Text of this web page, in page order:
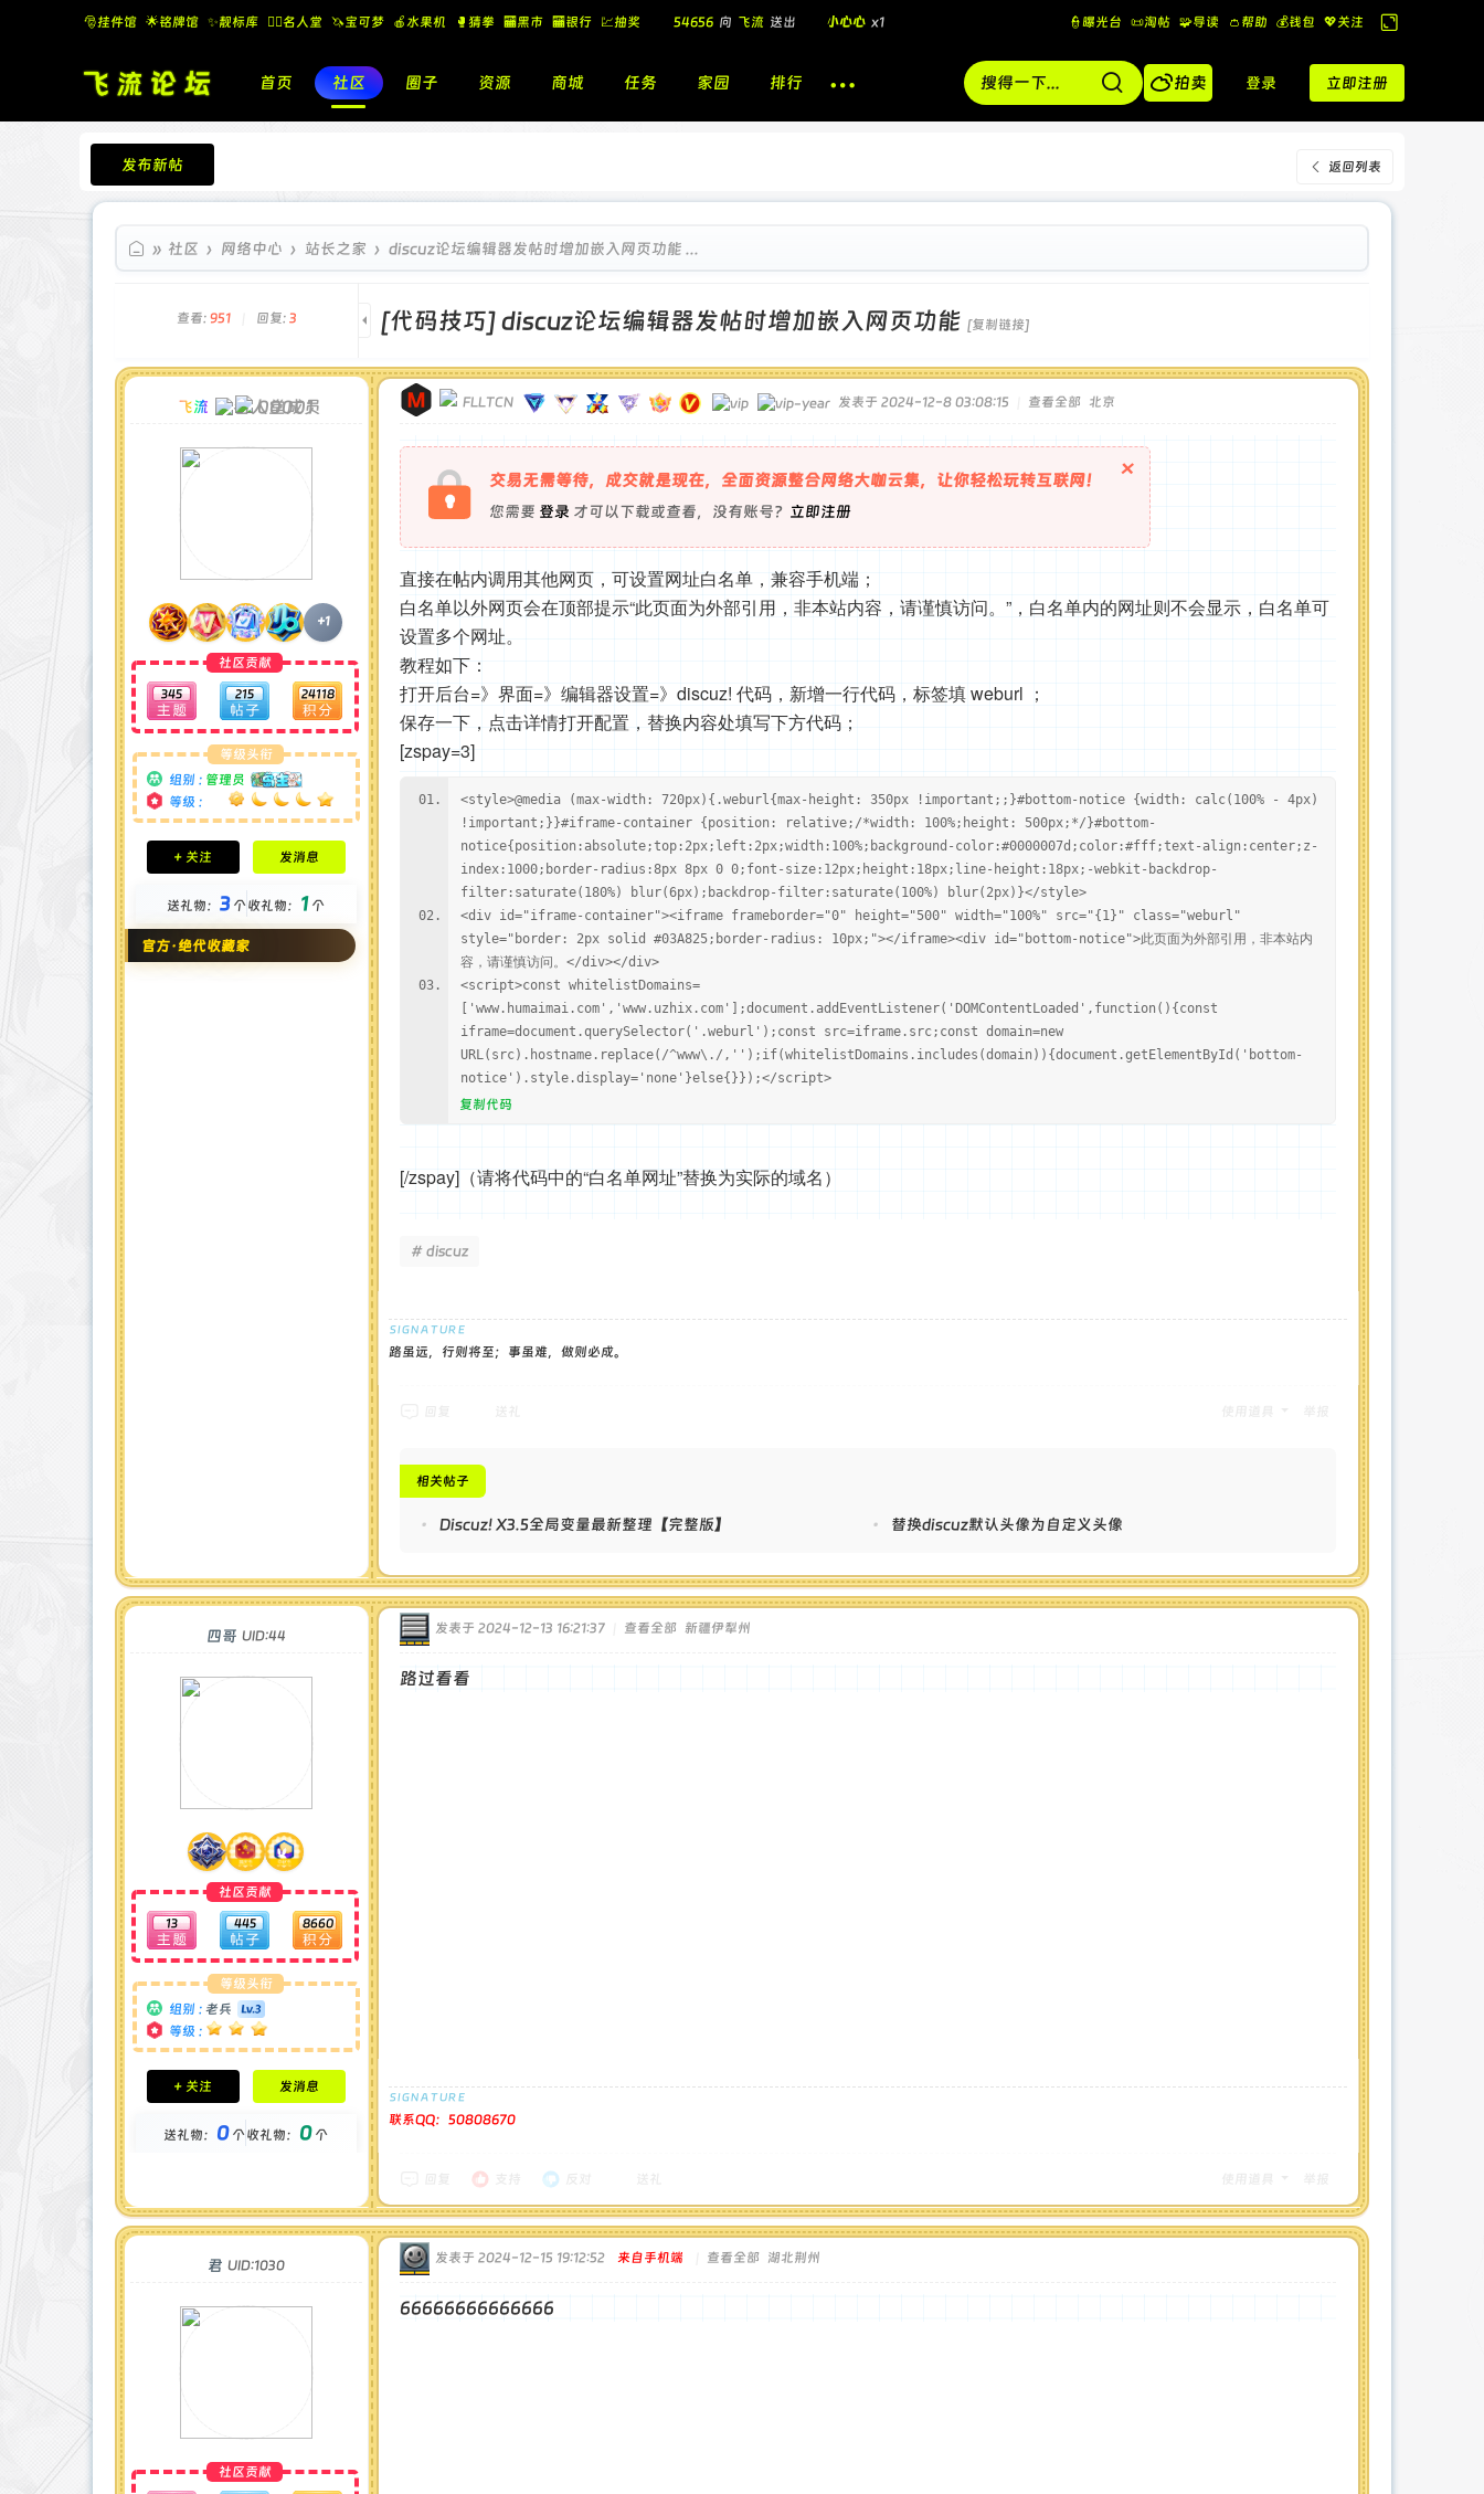
🎅挂件馆 🌟铭牌馆 ✨️靓标库 🧚‍♂️名人堂 🦄宝可梦 🍎水果机 🥊猜拳 🏧黑市 🏧银行 💹抽奖
🎁
飞流 向 北 送出 酷盖墨镜 x1
飞流 向 北 小心心 x1
👮曝光台 📜淘帖 🧩导读 👛帮助 💰️钱包 💖关注
换
到
宽
版
首页 社区 圈子 资源 商城 任务 家园 排行 拍卖 登录 立即注册
返回列表
发布新帖
飞流论坛
» 社区 › 网络中心 › 站长之家 › discuz论坛编辑器发帖时增加嵌入网页功能 ...
查看: 951 回复: 3 [代码技巧]discuz论坛编辑器发帖时增加嵌入网页功能 [复制链接]
飞流 00001
+1
社区贡献
345 215 24118
等级头衔
组别 : 管理员
等级 :
积分成就
钻石 : 185 颗
金币 : 4 枚
在线时间 : 1951 小时
注册时间 : 2024-11-22
最后登录 : 2026-8-4
+ 关注 发消息
送礼物： 3个收礼物： 1 个
官方·绝代收藏家
FLLTCN 发表于 2024-12-8 03:08:15 查看全部 北京
交易无需等待，成交就是现在，全面资源整合网络大咖云集，让你轻松玩转互联网！
您需要 登录 才可以下载或查看，没有账号？ 立即注册
×
直接在帖内调用其他网页，可设置网址白名单，兼容手机端；
白名单以外网页会在顶部提示“此页面为外部引用，非本站内容，请谨慎访问。”，白名单内的网址则不会显示，白名单可
设置多个网址。
教程如下：
打开后台=》界面=》编辑器设置=》discuz! 代码，新增一行代码，标签填 weburl ；
保存一下，点击详情打开配置，替换内容处填写下方代码；
[zspay=3]
<style>@media (max-width: 720px){.weburl{max-height: 350px !important;;}#bottom-notice {width: calc(100% - 4px)
!important;}}#iframe-container {position: relative;/*width: 100%;height: 500px;*/}#bottom-
notice{position:absolute;top:2px;left:2px;width:100%;background-color:#0000007d;color:#fff;text-align:center;z-
index:1000;border-radius:8px 8px 0 0;font-size:12px;height:18px;line-height:18px;-webkit-backdrop-
filter:saturate(180%) blur(6px);backdrop-filter:saturate(100%) blur(2px)}</style>
<div id="iframe-container"><iframe frameborder="0" height="500" width="100%" src="{1}" class="weburl"
style="border: 2px solid #03A825;border-radius: 10px;"></iframe><div id="bottom-notice">此页面为外部引用，非本站内
容，请谨慎访问。</div></div>
<script>const whitelistDomains=
['www.humaimai.com','www.uzhix.com'];document.addEventListener('DOMContentLoaded',function(){const
iframe=document.querySelector('.weburl');const src=iframe.src;const domain=new
URL(src).hostname.replace(/^www\./,'');if(whitelistDomains.includes(domain)){document.getElementById('bottom-
notice').style.display='none'}else{}});</script>
复制代码
[/zspay]（请将代码中的“白名单网址”替换为实际的域名）
# discuz
路虽远，行则将至；事虽难，做则必成。
相关帖子
• Discuz! X3.5全局变量最新整理【完整版】 • 替换discuz默认头像为自定义头像
四哥 UID:44
社区贡献
13 445 8660
等级头衔
组别 : 老兵
等级 :
积分成就
钻石 : 0 颗
金币 : 0 枚
+ 关注 发消息
送礼物： 0个收礼物： 0个
发表于 2024-12-13 16:21:37 查看全部 新疆伊犁州
路过看看
联系QQ：50808670
君 UID:1030
社区贡献
发表于 2024-12-15 19:12:52 来自手机端 查看全部 湖北荆州
66666666666666